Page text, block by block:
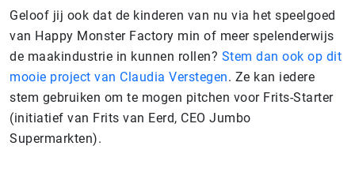
Geloof jij ook dat de kinderen van nu via het speelgoed
van Happy Monster Factory min of meer spelenderwijs
de maakindustrie in kunnen rollen? Stem dan ook op dit
mooie project van Claudia Verstegen. Ze kan iedere
stem gebruiken om te mogen pitchen voor Frits-Starter
(initiatief van Frits van Eerd, CEO Jumbo
Supermarkten).